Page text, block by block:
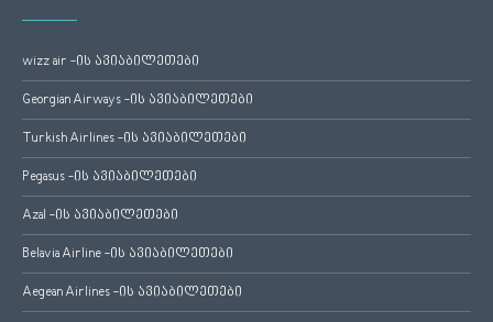
wizz air -ის ავიაბილეთები
Georgian Airways -ის ავიაბილეთები
Turkish Airlines -ის ავიაბილეთები
Pegasus -ის ავიაბილეთები
Azal -ის ავიაბილეთები
Belavia Airline -ის ავიაბილეთები
Aegean Airlines -ის ავიაბილეთები